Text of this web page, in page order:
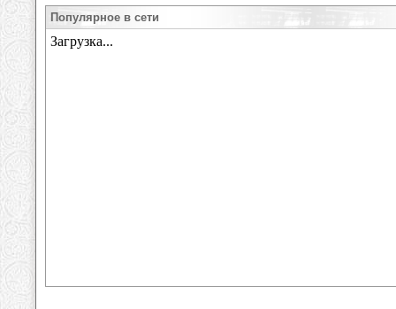
Популярное в сети